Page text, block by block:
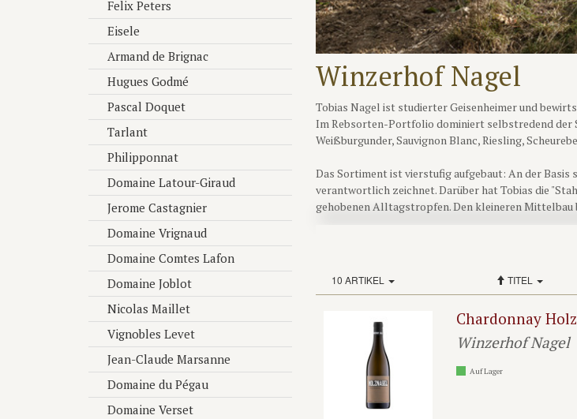
Felix Peters
Eisele
Armand de Brignac
Hugues Godmé
Pascal Doquet
Tarlant
Philipponnat
Domaine Latour-Giraud
Jerome Castagnier
Domaine Vrignaud
Domaine Comtes Lafon
Domaine Joblot
Nicolas Maillet
Vignobles Levet
Jean-Claude Marsanne
Domaine du Pégau
Domaine Verset
Winzerhof Nagel
Tobias Nagel ist studierter Geisenheimer und
Im Rebsorten-Portfolio dominiert selbstredend der
Weißburgunder, Sauvignon Blanc, Riesling,
Das Sortiment ist vierstufig aufgebaut: An der
verantwortlich zeichnet. Darüber hat Tobias die
gehobenen Alltagstropfen. Den kleineren Mittelbau
Barriques gereifte Tropfen mit Reserve-Charakter,
Tobias "Tobi" Nagel verfolgt gerade bei diesen
aber gut eingebundene Eichenprägung und immer
reduktiv, feine Spuren von Oxidation lassen
Kurzum, das gesamte Sortiment von Tobi ist eine
zeigen Charakter und sind alles andere als
vermuten könnte...
10 ARTIKEL TITEL
Chardonnay
Winzerhof Nagel
Auf Lager